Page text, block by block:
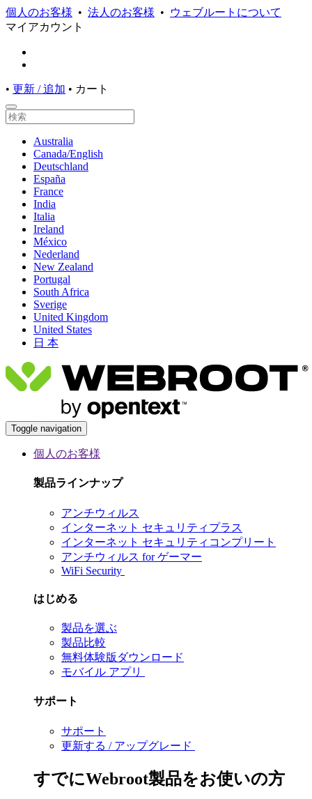
個人のお客様 • 法人のお客様 •
ウェブルートについて
マイアカウント
• 更新 / 追加 • カート
Australia
Canada/English
Deutschland
España
France
India
Italia
Ireland
México
Nederland
New Zealand
Portugal
South Africa
Sverige
United Kingdom
United States
日 本
Toggle navigation
個人のお客様
製品ラインナップ
アンチウィルス
インターネット セキュリティプラス
インターネット セキュリティコンプリート
アンチウィルス for ゲーマー
WiFi Security
はじめる
製品を選ぶ
製品比較
無料体験版ダウンロード
モバイル アプリ
サポート
サポート
更新する / アップグレード
すでにWebroot製品をお使いの方